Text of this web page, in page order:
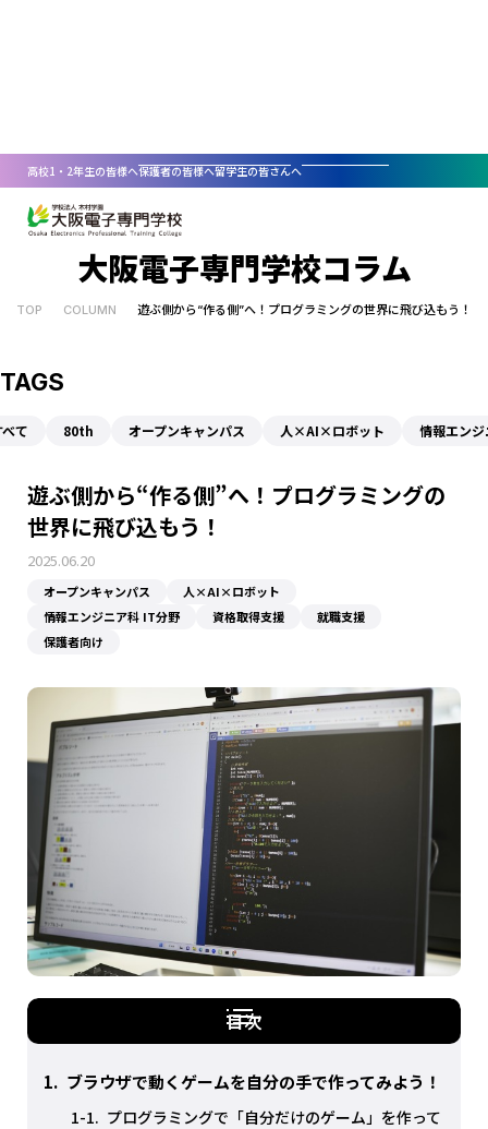
高校1・2年生の皆様へ保護者の皆様へ留学生の皆さんへ
講師陣のサポート
資格合格・就職実績
設備環境
編入実績
学科・コース紹介
ITコース
パソコンメンテコース
ネットワークコース
情報エンジニア科 デザイン分野
WEBデザインコース
プロダクトデザインコース
グラフィックデザインコース
電子工学科
ロボットコース
電子コース
家電サービスコース
情報通信コース
電気設備科
電気設備コース
資格取得
就職支援
AO入試
留学生の皆さんへ
学費減額制度
入学までの流れ
資料請求
コラム
オープンキャンパス 資料請求
高校1・2年生の皆様へ
保護者の皆様へ
再進学をお考えの方へ
卒業生の方へ
留学生の皆さんへ
教員採用について サイトポリシー サイトマップ
COLUMN
大阪電子専門学校コラム
TOP COLUMN 遊ぶ側から“作る側”へ！プログラミングの世界に飛び込もう！
TAGS
て 80th オープンキャンパス 人×AI×ロボット 情報エン
遊ぶ側から“作る側”へ！プログラミングの
世界に飛び込もう！
2025.06.20
オープンキャンパス
人×AI×ロボット
情報エンジニア科 IT分野
資格取得支援
就職支援
保護者向け
目次
1. ブラウザで動くゲームを自分の手で作ってみよう！
1-1. プログラミングで「自分だけのゲーム」を作って